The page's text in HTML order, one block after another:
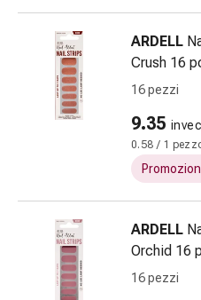
unghie
piedi
Pelle
secca
Sudorazione
eccessiva
Impurità
della
pelle
Vesciche
ARDELL
Crush 16
16 pezzi
9.35
0.58 / 1
ARDELL
Orchid 16
16 pezzi